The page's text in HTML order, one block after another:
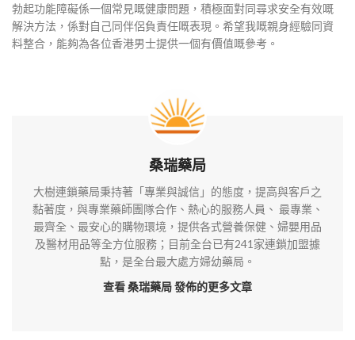
勃起功能障礙係一個常見嘅健康問題，積極面對同尋求安全有效嘅
解決方法，係對自己同伴侶負責任嘅表現。希望我嘅親身經驗同資
料整合，能夠為各位香港男士提供一個有價值嘅參考。
桑瑞藥局
大樹連鎖藥局秉持著「專業與誠信」的態度，提高與客戶之
黏著度，與專業藥師團隊合作、熱心的服務人員、 最專業、
最齊全、最安心的購物環境，提供各式營養保健、婦嬰用品
及醫材用品等全方位服務；目前全台已有241家連鎖加盟據
點，是全台最大處方婦幼藥局。
查看 桑瑞藥局發佈的更多文章